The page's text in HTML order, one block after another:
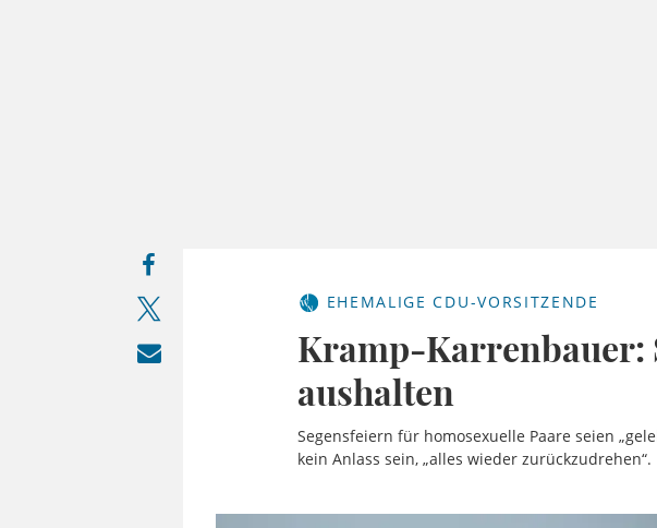
EHEMALIGE CDU-VORSITZENDE
Kramp-Karrenbauer:
aushalten
Segensfeiern für homosexuelle Paare seien
kein Anlass sein, „alles wieder zurückzudrehen“.